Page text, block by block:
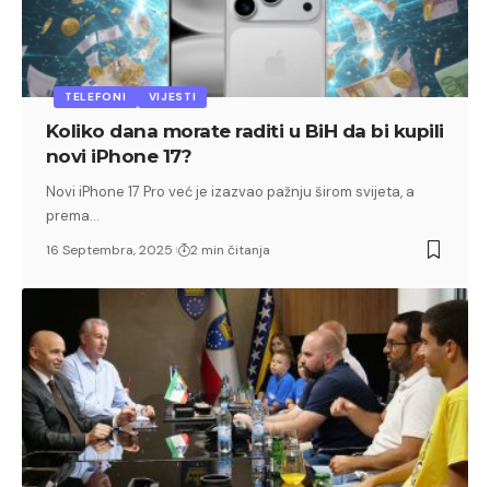
TELEFONI VIJESTI
Koliko dana morate raditi u BiH da bi kupili
novi iPhone 17?
Novi iPhone 17 Pro već je izazvao pažnju širom svijeta, a
prema…
16 Septembra, 2025 2 min čitanja